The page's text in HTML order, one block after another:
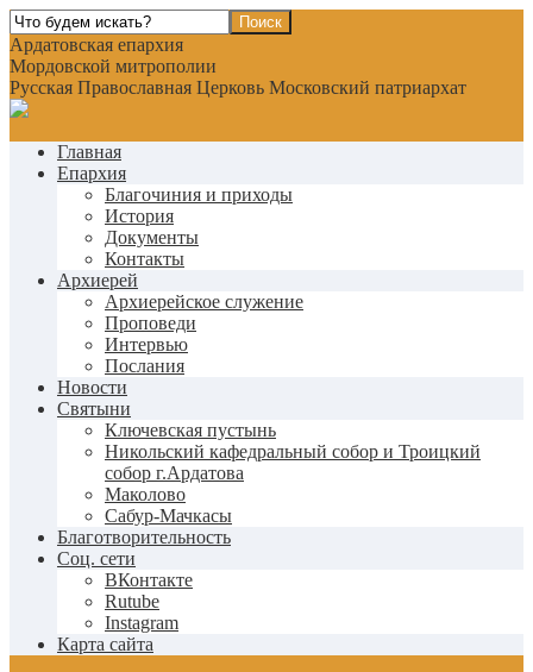
Ардатовская епархия
Мордовской митрополии
Русская Православная Церковь Московский патриархат
Главная
Епархия
Благочиния и приходы
История
Документы
Контакты
Архиерей
Архиерейское служение
Проповеди
Интервью
Послания
Новости
Святыни
Ключевская пустынь
Никольский кафедральный собор и Троицкий
собор г.Ардатова
Маколово
Сабур-Мачкасы
Благотворительность
Соц. сети
ВКонтакте
Rutube
Instagram
Карта сайта